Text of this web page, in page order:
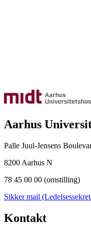
Aarhus
Palle Juul-Jensens
8200 Aarhus N
78 45 00 00 (omstilling)
Sikker mail
Kontakt